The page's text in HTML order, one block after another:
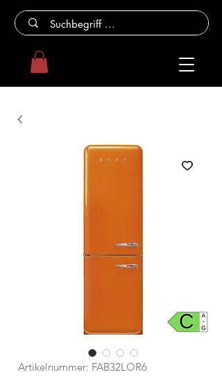
Artikelnummer: FAB32LOR6